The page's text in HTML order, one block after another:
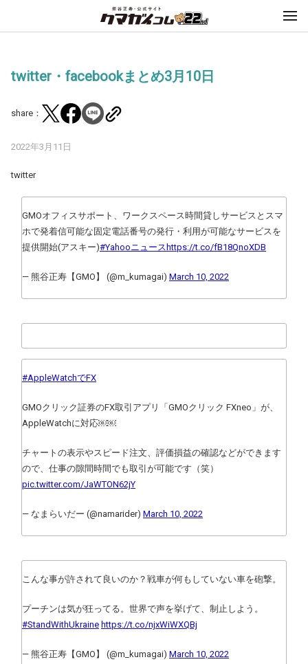
twitter・facebookまとめ3月10日
share：
2022年3月11日
twitter
GMOオフィスサポート、ワークスペース時間貸しサービスとスマ
ホで発着信可能な固定電話番号の発行・利用が可能なサービスを
提供開始(アスキー)#Yahooニュース https://t.co/fB18QnoXDB
— 熊谷正寿【GMO】 (@m_kumagai) March 10, 2022
#AppleWatchでFX
GMOクリック証券のFX取引アプリ「GMOクリック FXneo」が、
AppleWatchに対応￼￼
チャートの表示やスピード注文、評価損益の確認などができます
ので、仕事の隙間時間でも取引が可能です（笑）
pic.twitter.com/JaWTON62jY
— なまらいだー (@namarider) March 10, 2022
こんな事が許されて良いのか？戦車が何もしていない車を砲撃。
プーチンは気が狂ってる。世界で声を挙げて、制止しよう。
#StandWithUkraine https://t.co/njxWiWXQBj
— 熊谷正寿【GMO】 (@m_kumagai) March 10, 2022